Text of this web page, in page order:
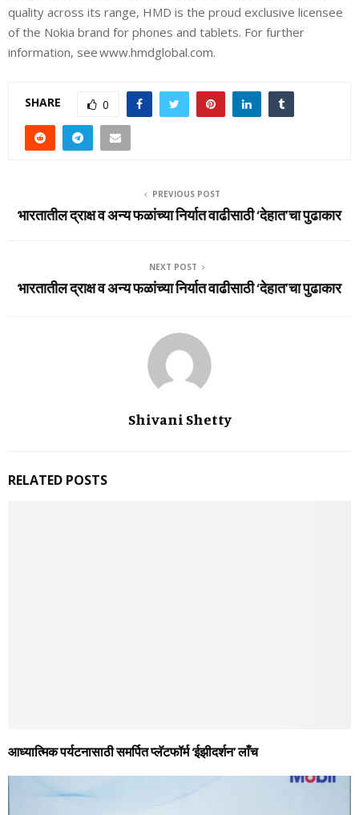
quality across its range, HMD is the proud exclusive licensee
of the Nokia brand for phones and tablets. For further
information, see www.hmdglobal.com.
SHARE 0
PREVIOUS POST
भारतातील द्राक्ष व अन्य फळांच्या निर्यात वाढीसाठी ‘देहात’चा पुढाकार
NEXT POST
भारतातील द्राक्ष व अन्य फळांच्या निर्यात वाढीसाठी ‘देहात’चा पुढाकार
Shivani Shetty
RELATED POSTS
आध्‍यात्मिक पर्यटनासाठी समर्पित प्‍लॅटफॉर्म ‘ईझीदर्शन’ लाँच